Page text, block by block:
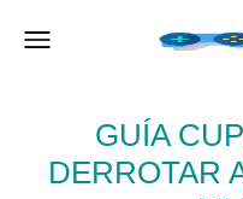
GUÍA
DERROTAR